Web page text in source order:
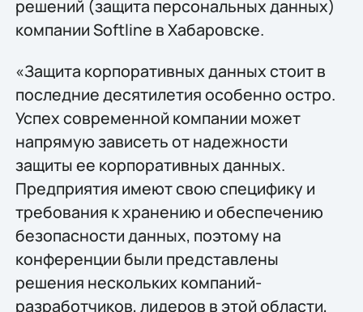
решений (защита персональных данных)
компании Softline в Хабаровске.
«Защита корпоративных данных стоит в
последние десятилетия особенно остро.
Успех современной компании может
напрямую зависеть от надежности
защиты ее корпоративных данных.
Предприятия имеют свою специфику и
требования к хранению и обеспечению
безопасности данных, поэтому на
конференции были представлены
решения нескольких компаний-
разработчиков, лидеров в этой области,